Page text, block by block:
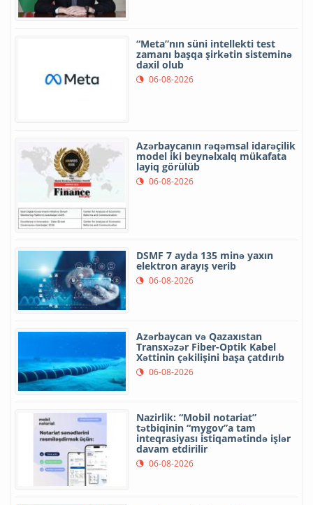
“Meta”nın süni intellekti test
zamanı başqa şirkətin sisteminə
daxil olub
06-08-2026
Azərbaycanın rəqəmsal idarəçilik
model iki beynəlxalq mükafata
layiq görülüb
06-08-2026
DSMF 7 ayda 135 minə yaxın
elektron arayış verib
06-08-2026
Azərbaycan və Qazaxıstan
Transxəzər Fiber-Optik Kabel
Xəttinin çəkilişini başa çatdırıb
06-08-2026
Nazirlik: “Mobil notariat”
tətbiqinin “mygov”a tam
inteqrasiyası istiqamətində işlər
davam etdirilir
06-08-2026